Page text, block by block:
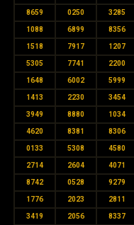
8659 0250 3285
1088 6899 8356
1518 7917 1207
5305 7741 2200
1648 6002 5999
1413 2230 3454
3949 8880 1034
4620 8381 8306
0133 5308 4580
2714 2604 4071
8742 0528 9279
1776 2023 2811
3419 2056 8337